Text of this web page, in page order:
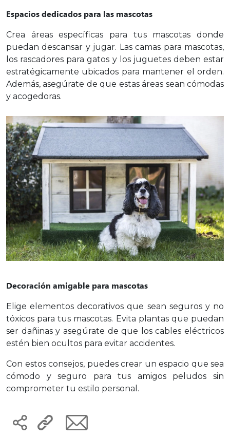
Espacios dedicados para las mascotas
Crea áreas específicas para tus mascotas donde
puedan descansar y jugar. Las camas para mascotas,
los rascadores para gatos y los juguetes deben estar
estratégicamente ubicados para mantener el orden.
Además, asegúrate de que estas áreas sean cómodas
y acogedoras.
Decoración amigable para mascotas
Elige elementos decorativos que sean seguros y no
tóxicos para tus mascotas. Evita plantas que puedan
ser dañinas y asegúrate de que los cables eléctricos
estén bien ocultos para evitar accidentes.
Con estos consejos, puedes crear un espacio que sea
cómodo y seguro para tus amigos peludos sin
comprometer tu estilo personal.